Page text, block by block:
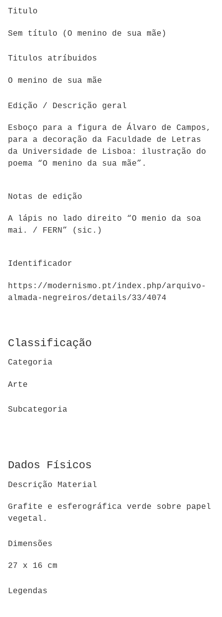
Titulo
Sem título (O menino de sua mãe)
Titulos atríbuidos
O menino de sua mãe
Edição / Descrição geral
Esboço para a figura de Álvaro de Campos,
para a decoração da Faculdade de Letras
da Universidade de Lisboa: ilustração do
poema “O menino da sua mãe”.
Notas de edição
A lápis no lado direito “O menio da soa
mai. / FERN” (sic.)
Identificador
https://modernismo.pt/index.php/arquivo-
almada-negreiros/details/33/4074
Classificação
Categoria
Arte
Subcategoria
Dados Físicos
Descrição Material
Grafite e esferográfica verde sobre papel
vegetal.
Dimensões
27 x 16 cm
Legendas